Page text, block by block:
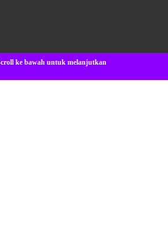
ke bawah untuk melanjutkan